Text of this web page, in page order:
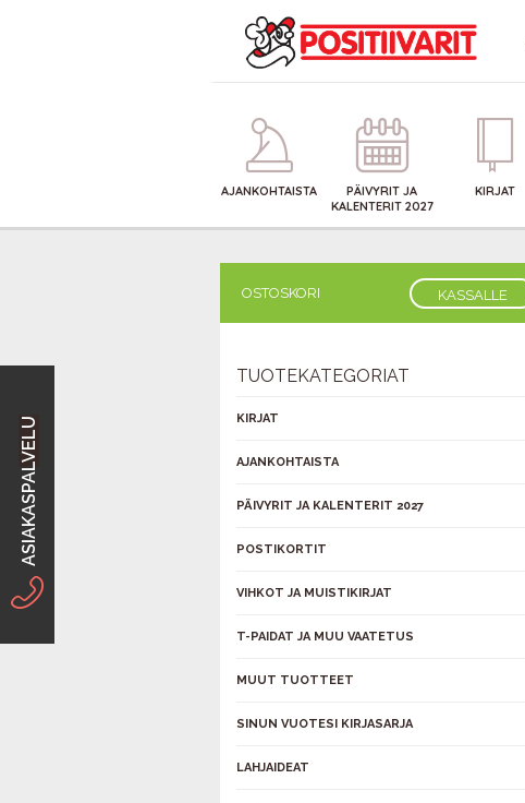
AJANKOHTAISTA
PÄIVYRIT JA
KALENTERIT 2027
KIRJAT
KASSALLE
OSTOSKORI
TUOTEKATEGORIAT
KIRJAT
AJANKOHTAISTA
PÄIVYRIT JA KALENTERIT 2027
POSTIKORTIT
VIHKOT JA MUISTIKIRJAT
T-PAIDAT JA MUU VAATETUS
MUUT TUOTTEET
SINUN VUOTESI KIRJASARJA
LAHJAIDEAT
ASIAKASPALVELU